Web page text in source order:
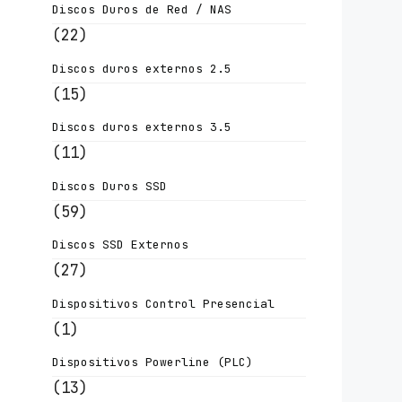
Discos Duros de Red / NAS
(22)
Discos duros externos 2.5
(15)
Discos duros externos 3.5
(11)
Discos Duros SSD
(59)
Discos SSD Externos
(27)
Dispositivos Control Presencial
(1)
Dispositivos Powerline (PLC)
(13)